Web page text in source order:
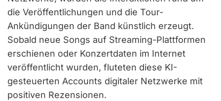
die Veröffentlichungen und die Tour-
Ankündigungen der Band künstlich erzeugt.
Sobald neue Songs auf Streaming-Plattformen
erschienen oder Konzertdaten im Internet
veröffentlicht wurden, fluteten diese KI-
gesteuerten Accounts digitaler Netzwerke mit
positiven Rezensionen.